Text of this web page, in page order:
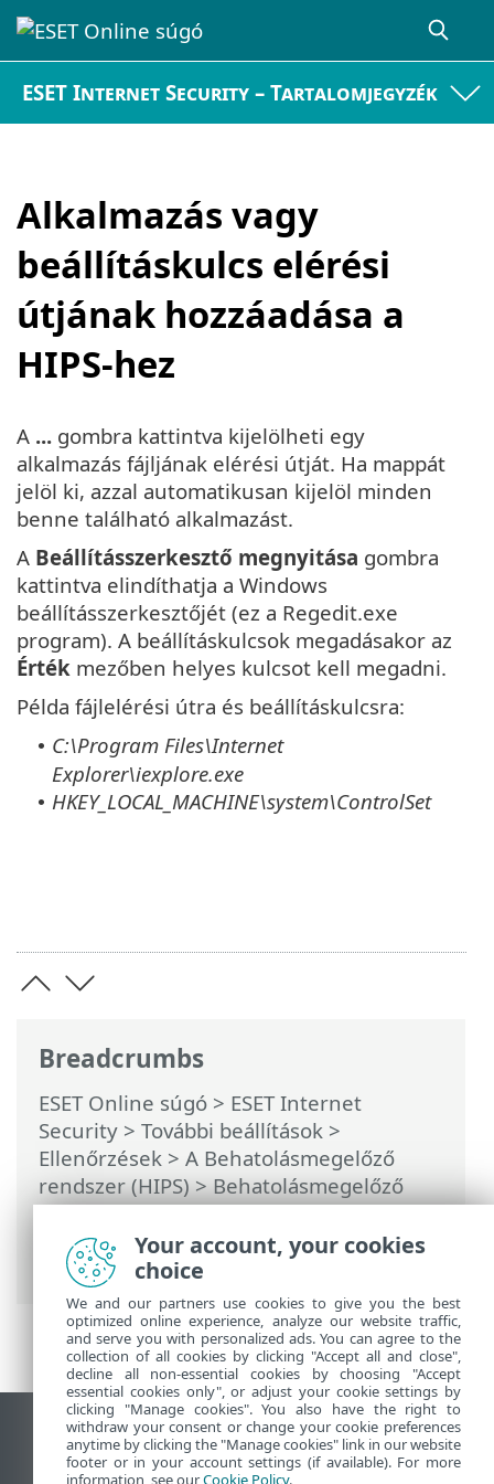
ESET Internet Security – Tartalomjegyzék
Alkalmazás vagy
beállításkulcs elérési
útjának hozzáadása a
HIPS-hez
Breadcrumbs
ESET Online súgó > ESET Internet
Security > További beállítások >
Ellenőrzések > A Behatolásmegelőző
rendszer (HIPS)>Behatolásmegelőző
rendszer szabályainak kezelése>
Alkalmazás vagy beállításkulcs elérési
útjának hozzáadása a HIPS-hez
A ... gombra kattintva kijelölheti egy
alkalmazás fájljának elérési útját. Ha mappát
jelöl ki, azzal automatikusan kijelöl minden
benne található alkalmazást.
A Beállításszerkesztő megnyitása gombra
kattintva elindíthatja a Windows
beállításszerkesztőjét (ez a Regedit.exe
program). A beállításkulcsok megadásakor az
Érték mezőben helyes kulcsot kell megadni.
Példa fájlelérési útra és beállításkulcsra:
• C:\Program Files\Internet
Explorer\iexplore.exe
• HKEY_LOCAL_MACHINE\system\ControlSet
Asztali webhely megtekintése
End of Life
Your account, your cookies
choice
We and our partners use cookies to give you the best
optimized online experience, analyze our website traffic,
and serve you with personalized ads. You can agree to the
collection of all cookies by clicking "Accept all and close",
decline all non-essential cookies by choosing "Accept
essential cookies only", or adjust your cookie settings by
clicking "Manage cookies". You also have the right to
withdraw your consent or change your cookie preferences
anytime by clicking the "Manage cookies" link in our website
footer or in your account settings (if available). For more
information, see ourCookie Policy.